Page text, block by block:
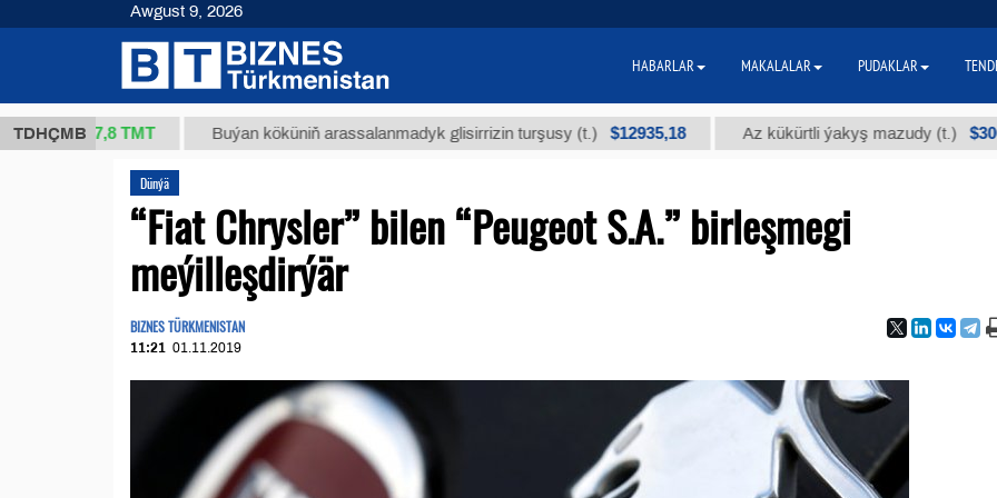
TDHÇMB
37,8 ТМТ Buýan köküniň arassalanmadyk glisirrizin turşusy (t.) $12935,18 Az kükürtli ýakyş mazudy (t.) $300
Dünýä
“Fiat Chrysler” bilen “Peugeot S.A.” birleşmegi
meýilleşdirýär
BIZNES TÜRKMENISTAN
11:21 01.11.2019
Awgust 9, 2026
HABARLAR MAKALALAR PUDAKLAR